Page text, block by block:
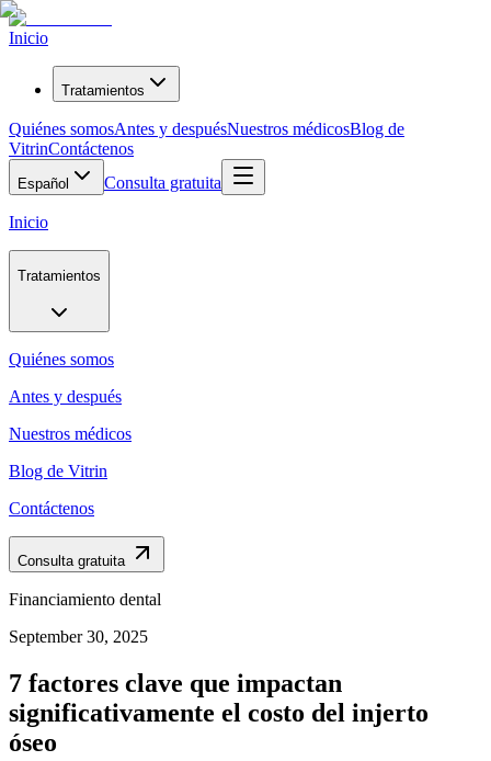
Inicio
Tratamientos
Quiénes somosAntes y despuésNuestros médicosBlog de
VitrinContáctenos
Español Consulta gratuita
Inicio
Tratamientos
Quiénes somos
Antes y después
Nuestros médicos
Blog de Vitrin
Contáctenos
Consulta gratuita
Financiamiento dental
September 30, 2025
7 factores clave que impactan
significativamente el costo del injerto
óseo